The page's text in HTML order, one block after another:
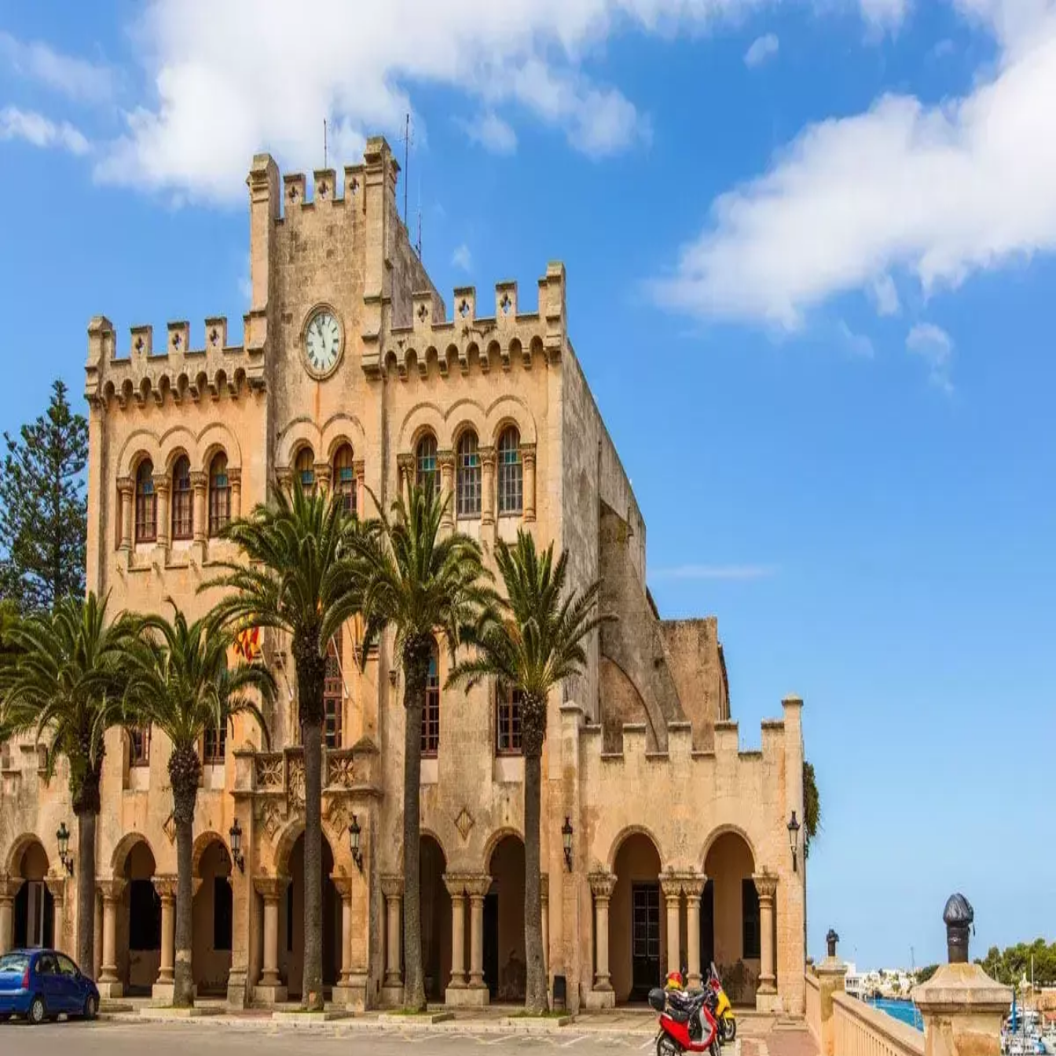
Menorca Explorer
Agenda
Menorca
L'IllaInformació d'interèsPlatjesPoblesCultura Reserva de la BiosferaFestesCamí de Cavalls
Guia
Menjar & BeureServeis ActivitatsCompres
Tips
Català
Agenda
Menorca
Guia
Tips
Català
Ajuntament de Ciutadella
...
Menorca Explorer
Pobles
Ciutadella